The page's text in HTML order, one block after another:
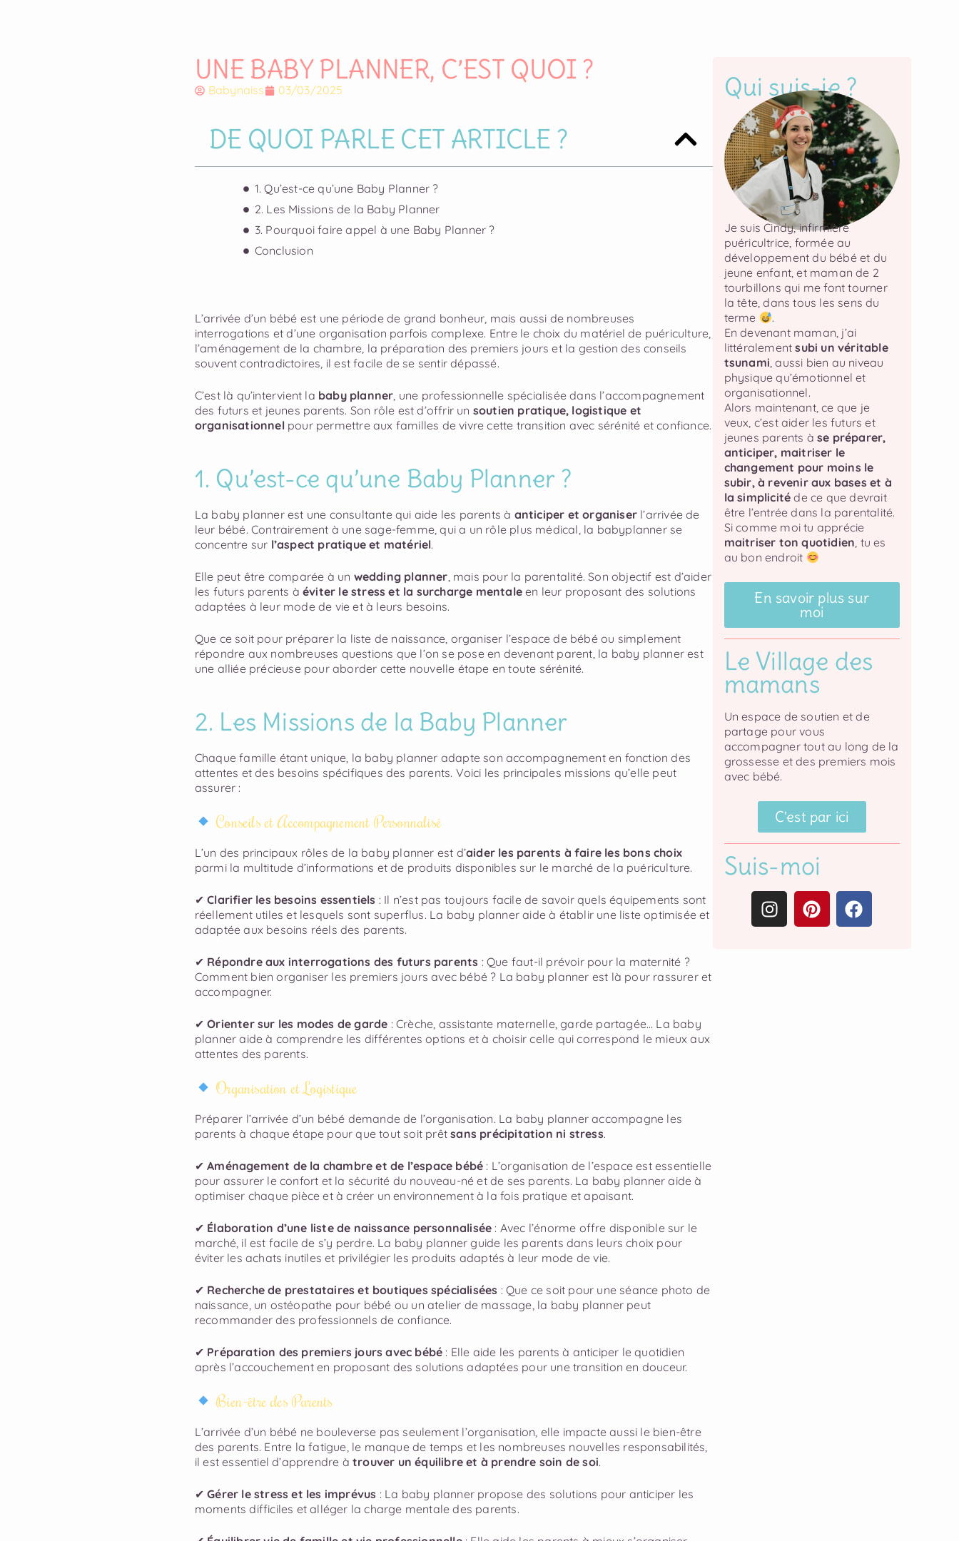
UNE BABY PLANNER, C’EST QUOI ?
Babynaiss 03/03/2025
DE QUOI PARLE CET ARTICLE ?
1. Qu’est-ce qu’une Baby Planner ?
2. Les Missions de la Baby Planner
3. Pourquoi faire appel à une Baby Planner ?
Conclusion
L’arrivée d’un bébé est une période de grand bonheur, mais aussi de nombreuses
interrogations et d’une organisation parfois complexe. Entre le choix du matériel de puériculture,
l’aménagement de la chambre, la préparation des premiers jours et la gestion des conseils
souvent contradictoires, il est facile de se sentir dépassé.
C’est là qu’intervient la baby planner, une professionnelle spécialisée dans l’accompagnement
des futurs et jeunes parents. Son rôle est d’offrir un soutien pratique, logistique et
organisationnelpour permettre aux familles de vivre cette transition avec sérénité et confiance.
1. Qu’est-ce qu’une Baby Planner ?
La baby planner est une consultante qui aide les parents à anticiper et organiser l’arrivée de
leur bébé. Contrairement à une sage-femme, qui a un rôle plus médical, la babyplanner se
concentre sur l’aspect pratique et matériel.
Elle peut être comparée à un wedding planner, mais pour la parentalité. Son objectif est d’aider
les futurs parents àéviter le stress et la surcharge mentale en leur proposant des solutions
adaptées à leur mode de vie et à leurs besoins.
Que ce soit pour préparer la liste de naissance, organiser l’espace de bébé ou simplement
répondre aux nombreuses questions que l’on se pose en devenant parent, la baby planner est
une alliée précieuse pour aborder cette nouvelle étape en toute sérénité.
2. Les Missions de la Baby Planner
Chaque famille étant unique, la baby planner adapte son accompagnement en fonction des
attentes et des besoins spécifiques des parents. Voici les principales missions qu’elle peut
assurer :
Conseils et Accompagnement Personnalisé
L’un des principaux rôles de la baby planner est d’aider les parents à faire les bons choix
parmi la multitude d’informations et de produits disponibles sur le marché de la puériculture.
✔Clarifier les besoins essentiels : Il n’est pas toujours facile de savoir quels équipements sont
réellement utiles et lesquels sont superflus. La baby planner aide à établir une liste optimisée et
adaptée aux besoins réels des parents.
✔ Répondre aux interrogations des futurs parents : Que faut-il prévoir pour la maternité ?
Comment bien organiser les premiers jours avec bébé ? La baby planner est là pour rassurer et
accompagner.
✔Orienter sur les modes de garde : Crèche, assistante maternelle, garde partagée… La baby
planner aide à comprendre les différentes options et à choisir celle qui correspond le mieux aux
attentes des parents.
Organisation et Logistique
Préparer l’arrivée d’un bébé demande de l’organisation. La baby planner accompagne les
parents à chaque étape pour que tout soit prêtsans précipitation ni stress.
✔Aménagement de la chambre et de l’espace bébé : L’organisation de l’espace est essentielle
pour assurer le confort et la sécurité du nouveau-né et de ses parents. La baby planner aide à
optimiser chaque pièce et à créer un environnement à la fois pratique et apaisant.
✔ Élaboration d’une liste de naissance personnalisée : Avec l’énorme offre disponible sur le
marché, il est facile de s’y perdre. La baby planner guide les parents dans leurs choix pour
éviter les achats inutiles et privilégier les produits adaptés à leur mode de vie.
✔ Recherche de prestataires et boutiques spécialisées : Que ce soit pour une séance photo de
naissance, un ostéopathe pour bébé ou un atelier de massage, la baby planner peut
recommander des professionnels de confiance.
✔ Préparation des premiers jours avec bébé : Elle aide les parents à anticiper le quotidien
après l’accouchement en proposant des solutions adaptées pour une transition en douceur.
Bien-être des Parents
L’arrivée d’un bébé ne bouleverse pas seulement l’organisation, elle impacte aussi le bien-être
des parents. Entre la fatigue, le manque de temps et les nombreuses nouvelles responsabilités,
il est essentiel d’apprendre àtrouver un équilibre et à prendre soin de soi.
✔Gérer le stress et les imprévus : La baby planner propose des solutions pour anticiper les
moments difficiles et alléger la charge mentale des parents.
Qui suis-je ?
Je suis Cindy, infirmière
puéricultrice, formée au
développement du bébé et du
jeune enfant, et maman de 2
tourbillons qui me font tourner
la tête, dans tous les sens du
terme
.
En devenant maman, j’ai
littéralementsubi un véritable
tsunami, aussi bien au niveau
physique qu’émotionnel et
organisationnel.
Alors maintenant, ce que je
veux, c’est aider les futurs et
jeunes parents à se préparer,
anticiper, maitriser le
changement pour moins le
subir, à revenir aux bases et à
la simplicitéde ce que devrait
être l’entrée dans la parentalité.
Si comme moi tu apprécie
maitriser ton quotidien, tu es
au bon endroit
En savoir plus sur
moi
Le Village des
mamans
Un espace de soutien et de
partage pour vous
accompagner tout au long de la
grossesse et des premiers mois
avec bébé.
C'est par ici
Suis-moi